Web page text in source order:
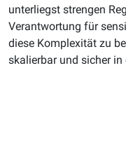
unterliegst strengen
Verantwortung für
diese Komplexität zu
skalierbar und sicher in